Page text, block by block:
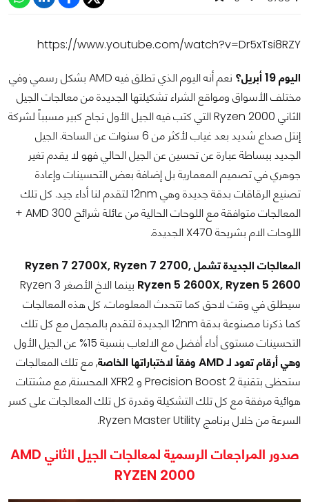
https://www.youtube.com/watch?v=Dr5xTsi8RZY
اليوم 19 أبريل؟
نعم أنه اليوم الذي تطلق فيه AMD بشكل رسمي وفي
مختلف الأسواق ومواقع الشراء تشكيلتها الجديدة من معالجات الجيل
الثاني Ryzen 2000 التي كتب فيه الجيل الأول نجاح كبير مسبباً لشركة
إنتل صداع شديد بعد غياب لأكثر من 6 سنوات عن الساحة. الجيل
الجديد ببساطة عبارة عن تحسين عن الجيل الحالي فهو لا يقدم تغير
جوهري في تصميم المعمارية بل إضافة بعض التحسينات وإعادة
تصنيع الرقاقات بدقة جديدة وهي 12nm لتقدم لنا أداء جيد. كل تلك
المعالجات متوافقة مع اللوحات الحالية من عائلة شرائح AMD 300 +
اللوحات الام بشريحة X470 الجديدة.
المعالجات الجديدة تشمل Ryzen 7 2700X, Ryzen 7 2700,
Ryzen 5 2600X, Ryzen 5 2600
بينما الاخ الأصغر Ryzen 3
سيطلق في وقت لاحق كما تتحدث المعلومات. كل هذه المعالجات
كما ذكرنا مصنوعة بدقة 12nm الجديدة لتقدم بالمجمل مع كل تلك
التحسينات مستوى أداء أفضل مع الالعاب بنسبة 15% عن الجيل الأول
وهي أرقام تعود لـ AMD وفقاً لاختباراتها الخاصة
, مع تلك المعالجات
ستحظى بتقنية Precision Boost 2 و XFR2 المحسنة, مع مشتتات
هوائية مرفقة مع كل تلك التشكيلة وقدرة كل تلك المعالجات على كسر
السرعة من خلال برنامج Ryzen Master Utility.
صدور المراجعات الرسمية لمعالجات الجيل الثاني AMD
RYZEN 2000